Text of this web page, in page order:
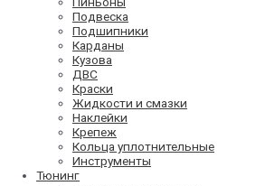
Подвеска
Подшипники
Карданы
Кузова
ДВС
Краски
Жидкости и смазки
Наклейки
Крепеж
Кольца уплотнительные
Инструменты
Тюнинг